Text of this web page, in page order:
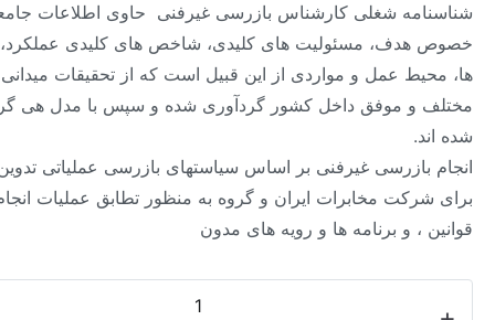
شغلی کارشناس بازرسی غیرفنی ‏ حاوی اطلاعات جامعی در
مسئولیت های کلیدی، شاخص های کلیدی عملکرد، شایستگی
عمل و مواردی از این قبیل است که از تحقیقات میدانی در صنایع
موفق داخل کشور گردآوری شده و سپس با مدل هی گروپ تحلیل
غیرفنی بر اساس سیاستهای بازرسی عملیاتی تدوین شده
مخابرات ایران و گروه به منظور تطابق عملیات انجام شده با
و برنامه ها و رویه های مدون